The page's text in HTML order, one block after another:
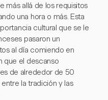
más allá de los requisitos
una hora o más. Esta
cultural que se le
pasaron un
al día comiendo en
que el descanso
de alrededor de 50
la tradición y las